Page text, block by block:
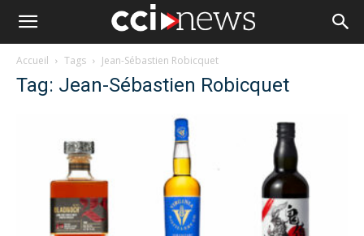
Accueil Tags Jean-Sébastien Robicquet
Tag: Jean-Sébastien Robicquet